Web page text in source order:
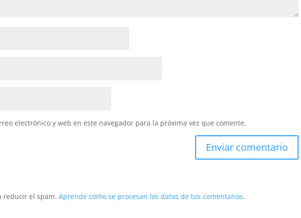
electrónico y web en este navegador para la próxima vez que comente.
reducir el spam.Aprende cómo se procesan los datos de tus comentarios.